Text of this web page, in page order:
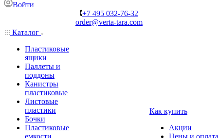
Войти
+7 495 032-76-32
order@verta-tara.com
Каталог
Пластиковые
ящики
Паллеты и
поддоны
Канистры
пластиковые
Листовые
пластики
Бочки
Пластиковые
емкости
Как купить
Акции
Цены и оплата